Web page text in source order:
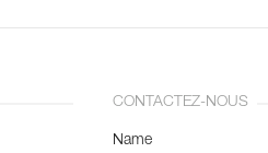
CONTACTEZ-NOUS
Name